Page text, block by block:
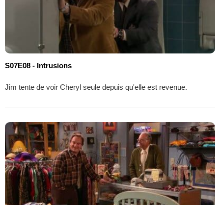
S07E08 - Intrusions
Jim tente de voir Cheryl seule depuis qu'elle est revenue.